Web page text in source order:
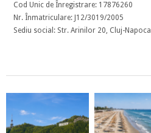
Cod Unic de Înregistrare: 17876260
Nr. Înmatriculare: J12/3019/2005
Sediu social: Str. Arinilor 20, Cluj-Napoca